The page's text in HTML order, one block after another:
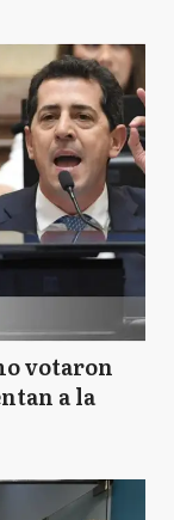
votaron
a la